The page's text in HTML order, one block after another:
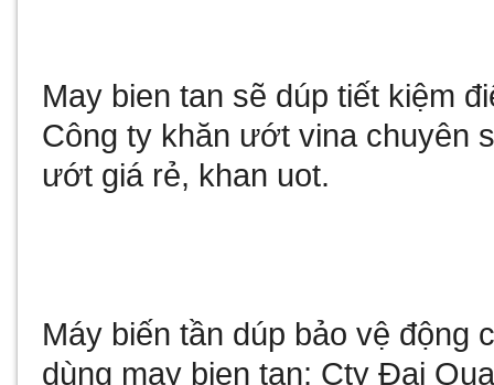
May bien tan sẽ dúp tiết kiệm
Công ty khăn ướt vina chuyên
ướt giá rẻ, khan uot.
Máy biến tần dúp bảo vệ động
dùng may bien tan: Cty Đại